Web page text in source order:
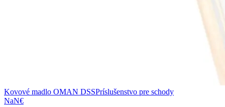
Kovové madlo OMAN DSSPríslušenstvo pre schody
NaN€